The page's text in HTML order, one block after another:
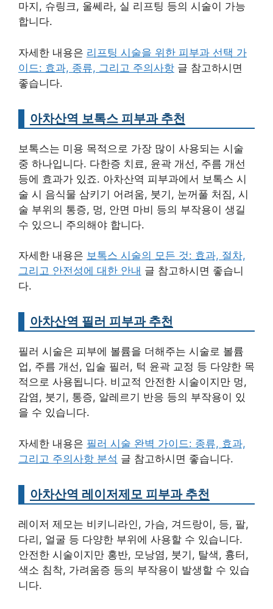
마지, 슈링크, 울쎄라, 실 리프팅 등의 시술이 가능
합니다.
자세한 내용은 리프팅 시술을 위한 피부과 선택 가
이드: 효과, 종류, 그리고 주의사항 글 참고하시면
좋습니다.
아차산역 보톡스 피부과 추천
보톡스는 미용 목적으로 가장 많이 사용되는 시술
중 하나입니다. 다한증 치료, 윤곽 개선, 주름 개선
등에 효과가 있죠. 아차산역 피부과에서 보톡스 시
술 시 음식물 삼키기 어려움, 붓기, 눈꺼풀 처짐, 시
술 부위의 통증, 멍, 안면 마비 등의 부작용이 생길
수 있으니 주의해야 합니다.
자세한 내용은 보톡스 시술의 모든 것: 효과, 절차,
그리고 안전성에 대한 안내 글 참고하시면 좋습니
다.
아차산역 필러 피부과 추천
필러 시술은 피부에 볼륨을 더해주는 시술로 볼륨
업, 주름 개선, 입술 필러, 턱 윤곽 교정 등 다양한 목
적으로 사용됩니다. 비교적 안전한 시술이지만 멍,
감염, 붓기, 통증, 알레르기 반응 등의 부작용이 있
을 수 있습니다.
자세한 내용은 필러 시술 완벽 가이드: 종류, 효과,
그리고 주의사항 분석 글 참고하시면 좋습니다.
아차산역 레이저제모 피부과 추천
레이저 제모는 비키니라인, 가슴, 겨드랑이, 등, 팔,
다리, 얼굴 등 다양한 부위에 사용할 수 있습니다.
안전한 시술이지만 홍반, 모낭염, 붓기, 탈색, 흉터,
색소 침착, 가려움증 등의 부작용이 발생할 수 있습
니다.